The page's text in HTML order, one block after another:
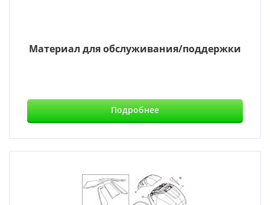
Материал для обслуживания/поддержки
Подробнее